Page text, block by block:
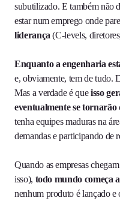
subutilizado. E também não
estar num emprego onde
liderança (C-levels,
Enquanto a engenharia
e, obviamente, tem de tudo.
Mas a verdade é queisso
eventualmente se
tenha equipes maduras na
demandas e participando de
Quando as empresas
isso), todo mundo começa
nenhum produto é lançado e